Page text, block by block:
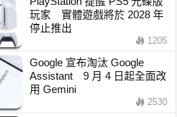
玩家 實體遊戲將於 2028 年
停止推出
1205
Google 宣布淘汰 Google
Assistant 9 月 4 日起全面改
用 Gemini
2530